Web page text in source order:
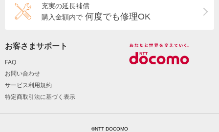
充実の延長補償
購入金額内で 何度でも修理OK
お客さまサポート
FAQ
お問い合わせ
サービス利用規約
特定商取引法に基づく表示
©NTT DOCOMO